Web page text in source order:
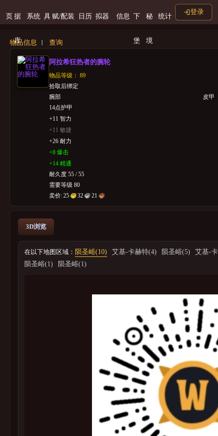
页 据
库
系统 具 赋/配装 日历 拟器 信息 下
堡
秘
境
统计
登录
物品信息 查询
阿拉希狂热者的腕轮
物品等级： 89
拾取后绑定
腕部
皮甲
14点护甲
+11 智力
+11 敏捷
+26 耐力
+8 爆击
+14 精通
耐久度 55 / 55
需要等级 80
卖价:25 32 21
3D浏览
在以下地图区域： 陨圣峪(10) 艾基-卡赫特(4) 陨圣峪(5)
艾基-
陨圣峪(1)
陨圣峪(1)